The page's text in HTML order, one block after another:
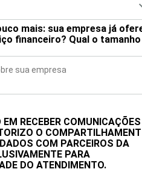
mais: sua empresa já
financeiro? Qual o
EM RECEBER
O
COM PARCEIROS DA
PARA
DO ATENDIMENTO.